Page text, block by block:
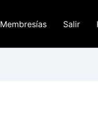
Membresías Salir